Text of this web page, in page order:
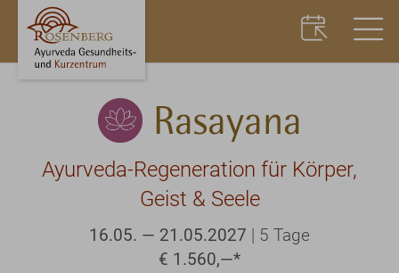
Rasayana
Ayurveda-Regeneration für Körper,
Geist & Seele
16.05. — 21.05.2027 | 5 Tage
€ 1.560,—*